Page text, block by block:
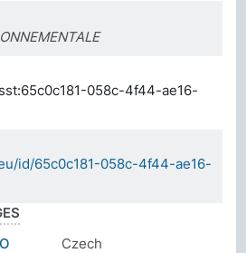
058c-4f44-ae16-
id/65c0c181-058c-4f44-ae16-
Czech